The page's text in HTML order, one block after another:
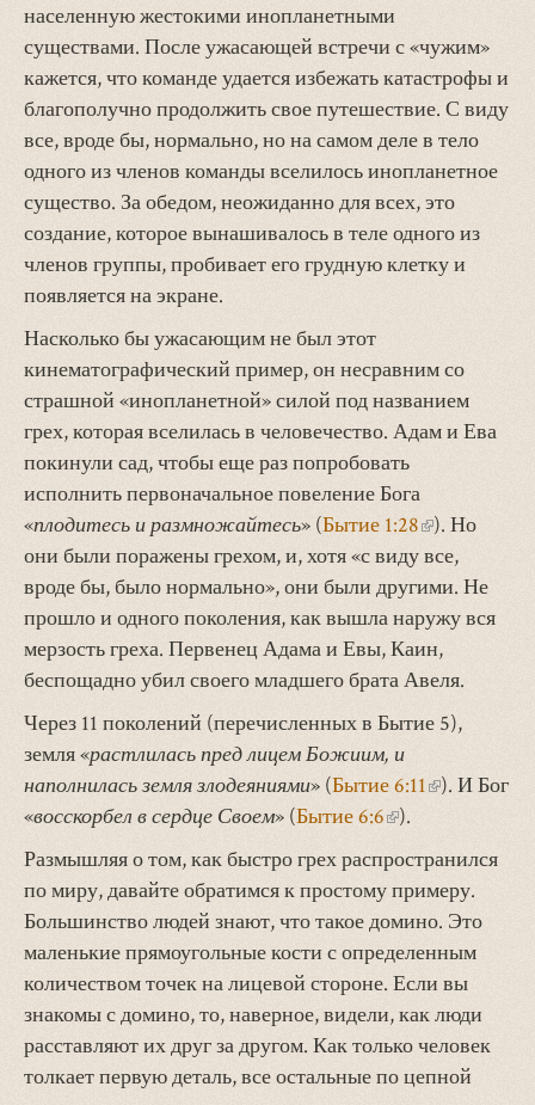
населенную жестокими инопланетными
существами. После ужасающей встречи с «чужим»
кажется, что команде удается избежать катастрофы и
благополучно продолжить свое путешествие. С виду
все, вроде бы, нормально, но на самом деле в тело
одного из членов команды вселилось инопланетное
существо. За обедом, неожиданно для всех, это
создание, которое вынашивалось в теле одного из
членов группы, пробивает его грудную клетку и
появляется на экране.
Насколько бы ужасающим не был этот
кинематографический пример, он несравним со
страшной «инопланетной» силой под названием
грех, которая вселилась в человечество. Адам и Ева
покинули сад, чтобы еще раз попробовать
исполнить первоначальное повеление Бога
«плодитесь и размножайтесь» (Бытие 1:28(внешняя
ссылка)
). Но
они были поражены грехом, и, хотя «с виду все,
вроде бы, было нормально», они были другими. Не
прошло и одного поколения, как вышла наружу вся
мерзость греха. Первенец Адама и Евы, Каин,
беспощадно убил своего младшего брата Авеля.
Через 11 поколений (перечисленных в Бытие 5),
земля «растлилась пред лицем Божиим, и
наполнилась земля злодеяниями» (Бытие 6:11(внешняя
). И Бог
«восскорбел в сердце Своем» (Бытие 6:6(внешняя
).
Размышляя о том, как быстро грех распространился
по миру, давайте обратимся к простому примеру.
Большинство людей знают, что такое домино. Это
маленькие прямоугольные кости с определенным
количеством точек на лицевой стороне. Если вы
знакомы с домино, то, наверное, видели, как люди
расставляют их друг за другом. Как только человек
толкает первую деталь, все остальные по цепной